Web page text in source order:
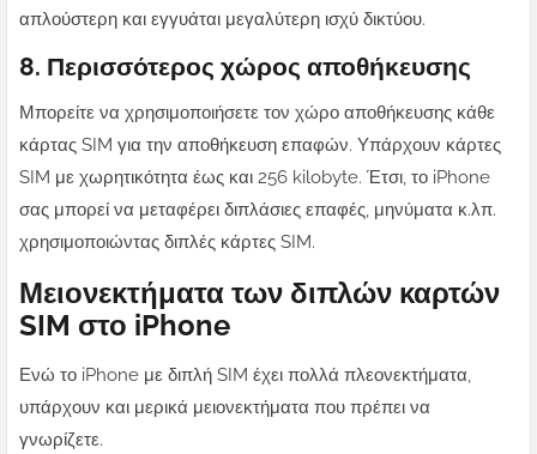
απλούστερη και εγγυάται μεγαλύτερη ισχύ δικτύου.
8. Περισσότερος χώρος αποθήκευσης
Μπορείτε να χρησιμοποιήσετε τον χώρο αποθήκευσης κάθε
κάρτας SIM για την αποθήκευση επαφών. Υπάρχουν κάρτες
SIM με χωρητικότητα έως και 256 kilobyte. Έτσι, το iPhone
σας μπορεί να μεταφέρει διπλάσιες επαφές, μηνύματα κ.λπ.
χρησιμοποιώντας διπλές κάρτες SIM.
Μειονεκτήματα των διπλών καρτών
SIM στο iPhone
Ενώ το iPhone με διπλή SIM έχει πολλά πλεονεκτήματα,
υπάρχουν και μερικά μειονεκτήματα που πρέπει να
γνωρίζετε.